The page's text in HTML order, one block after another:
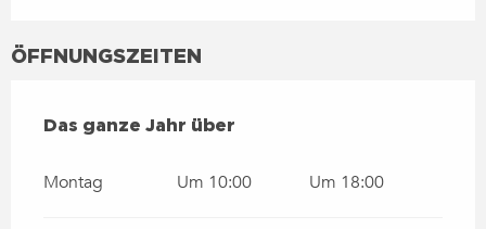
ÖFFNUNGSZEITEN
DAS GANZE JAHR ÜBER
Das ganze Jahr über
Montag Um 10:00 Um 18:00